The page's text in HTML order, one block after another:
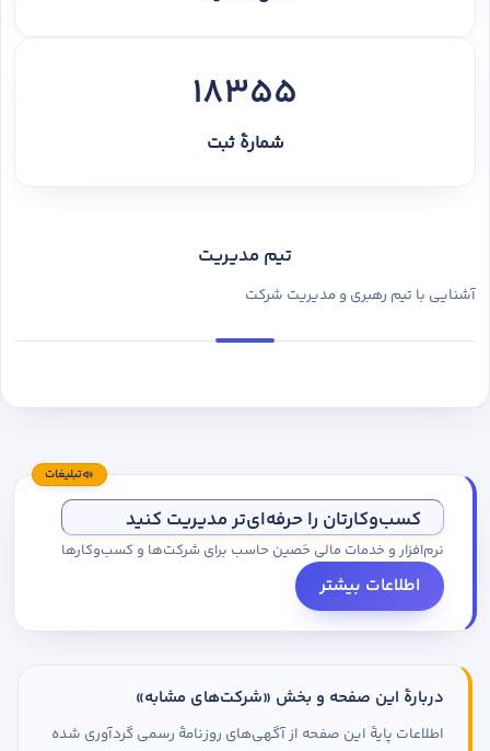
18355
شمارهٔ ثبت
تیم مدیریت
آشنایی با تیم رهبری و مدیریت شرکت
تبلیغات
کسب‌وکارتان را حرفه‌ای‌تر مدیریت کنید
نرم‌افزار و خدمات مالی حَصین حاسب برای شرکت‌ها و کسب‌وکارها
اطلاعات بیشتر
دربارهٔ این صفحه و بخش «شرکت‌های مشابه»
اطلاعات پایهٔ این صفحه از آگهی‌های روزنامهٔ رسمی گردآوری شده